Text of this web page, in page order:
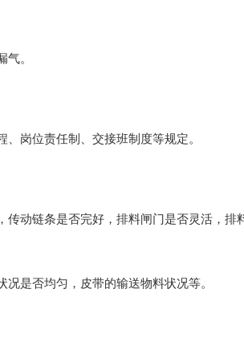
。
岗位责任制、交接班制度等规定‌。‌
动链条是否完好，排料闸门是否灵活，排
是否均匀，皮带的输送物料状况等。‌